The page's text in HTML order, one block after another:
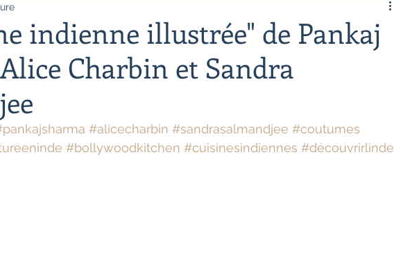
Romans jeunesse Essai Personnalités indiennes
Ayurveda Bien-être Littérature hindi
indienne illustrée" de Pankaj
Charbin et Sandra
#alicecharbin #sandrasalmandjee #coutumes
#bollywoodkitchen #cuisinesindiennes #découvrirlinde